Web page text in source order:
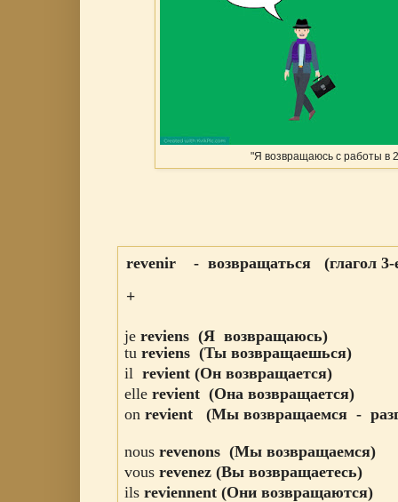
"Я возвращаюсь с работы в
revenir - возвращаться (глагол 3-
+
jе reviens (Я возвращаюсь)
tu reviens (Ты возвращаешься)
il revient (Он возвращается)
elle revient (Она возвращается)
on revient (Мы возвращаемся -
nous revenons (Мы возвращаемся)
vous revenez (Вы возвращаетесь)
ils reviennent (Они возвращаются)